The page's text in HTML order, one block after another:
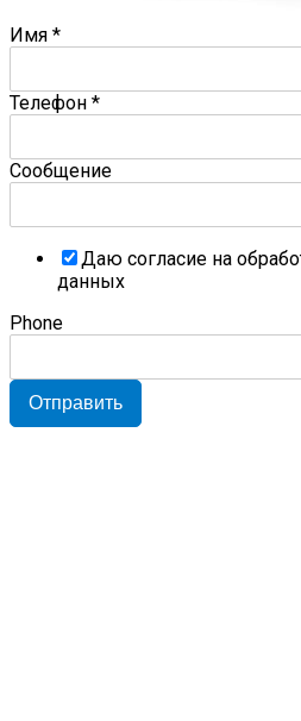
Имя *
Телефон *
Сообщение
Даю согласие на
данных
Phone
Отправить